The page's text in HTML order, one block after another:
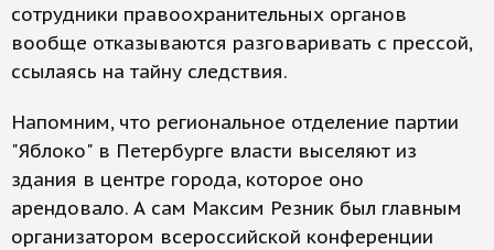
сотрудники правоохранительных органов
вообще отказываются разговаривать с прессой,
ссылаясь на тайну следствия.
Напомним, что региональное отделение партии
"Яблоко" в Петербурге власти выселяют из
здания в центре города, которое оно
арендовало. А сам Максим Резник был главным
организатором всероссийской конференции